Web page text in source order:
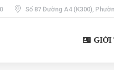
Số 87 Đường A4 (K300),
GIỚI